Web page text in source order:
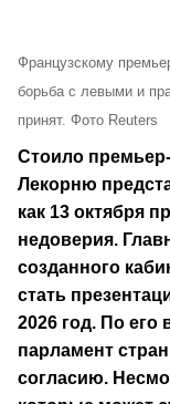
Французскому
борьба с левыми и
принят. Фото Reuters
Стоило
Лекорню
как 13 октября
недоверия.
созданного
стать
2026 год. По
парламент
согласию.